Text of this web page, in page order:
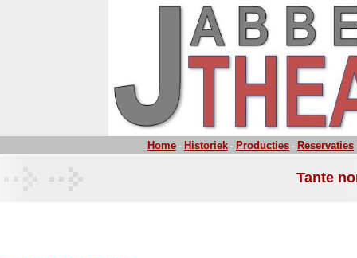
Home - Historiek - Producties - Reservaties
Tante